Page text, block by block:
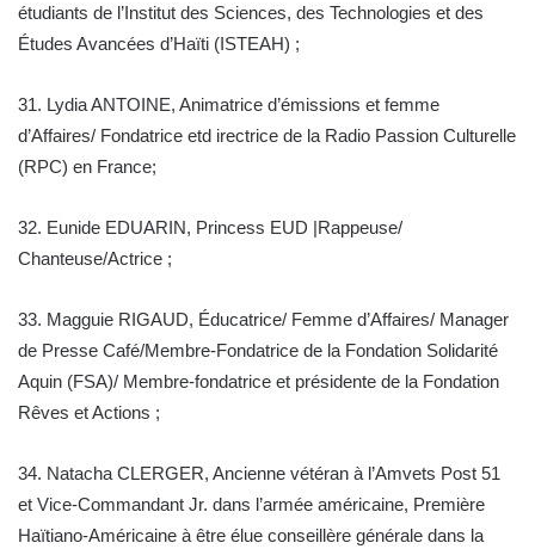
étudiants de l’Institut des Sciences, des Technologies et des
Études Avancées d’Haïti (ISTEAH) ;
31. Lydia ANTOINE, Animatrice d’émissions et femme
d’Affaires/ Fondatrice etd irectrice de la Radio Passion Culturelle
(RPC) en France;
32. Eunide EDUARIN, Princess EUD |Rappeuse/
Chanteuse/Actrice ;
33. Magguie RIGAUD, Éducatrice/ Femme d’Affaires/ Manager
de Presse Café/Membre-Fondatrice de la Fondation Solidarité
Aquin (FSA)/ Membre-fondatrice et présidente de la Fondation
Rêves et Actions ;
34. Natacha CLERGER, Ancienne vétéran à l’Amvets Post 51
et Vice-Commandant Jr. dans l’armée américaine, Première
Haïtiano-Américaine à être élue conseillère générale dans la